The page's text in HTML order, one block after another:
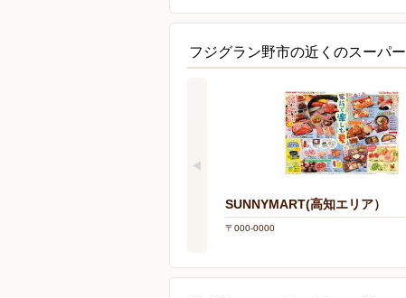
フジグラン野市の近くのスーパー
SUNNYMART(高知エリア）
〒000-0000